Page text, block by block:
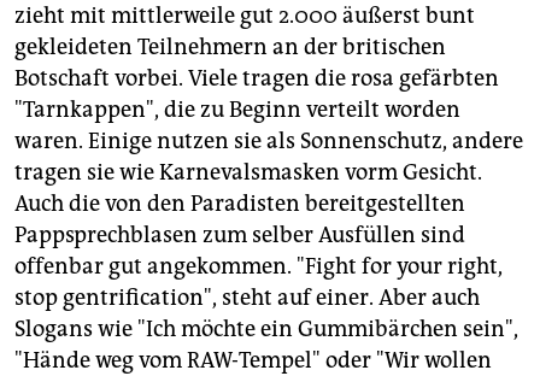
zieht mit mittlerweile gut 2.000 äußerst bunt
gekleideten Teilnehmern an der britischen
Botschaft vorbei. Viele tragen die rosa gefärbten
"Tarnkappen", die zu Beginn verteilt worden
waren. Einige nutzen sie als Sonnenschutz, andere
tragen sie wie Karnevalsmasken vorm Gesicht.
Auch die von den Paradisten bereitgestellten
Pappsprechblasen zum selber Ausfüllen sind
offenbar gut angekommen. "Fight for your right,
stop gentrification", steht auf einer. Aber auch
Slogans wie "Ich möchte ein Gummibärchen sein",
"Hände weg vom RAW-Tempel" oder "Wir wollen